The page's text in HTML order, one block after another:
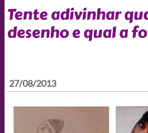
Tente adivinhar
desenho e qual a
27/08/2013